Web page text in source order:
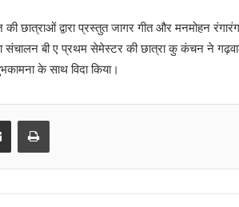
छात्राओं द्वारा प्रस्तुत जागर गीत और मनमोहन
बी ए प्रथम सेमेस्टर की छात्रा कु कंचन ने
के साथ विदा किया।
Share via Email Print